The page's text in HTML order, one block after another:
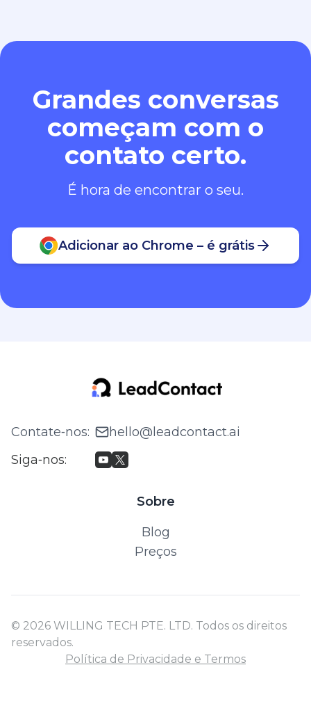
Grandes conversas
começam com o
contato certo.
É hora de encontrar o seu.
Adicionar ao Chrome – é grátis
Contate‑nos:
hello@leadcontact.ai
Siga‑nos:
Sobre
Blog
Preços
© 2026 WILLING TECH PTE. LTD. Todos os direitos
reservados.
Política de Privacidade e Termos